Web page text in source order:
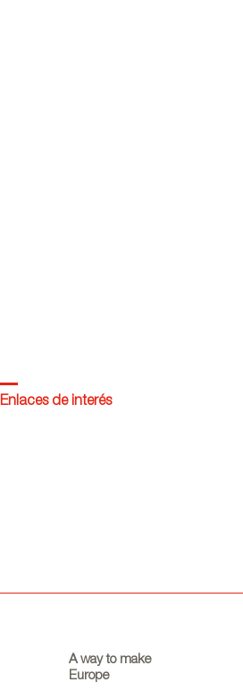
Enlaces de interés
A way to make
Europe